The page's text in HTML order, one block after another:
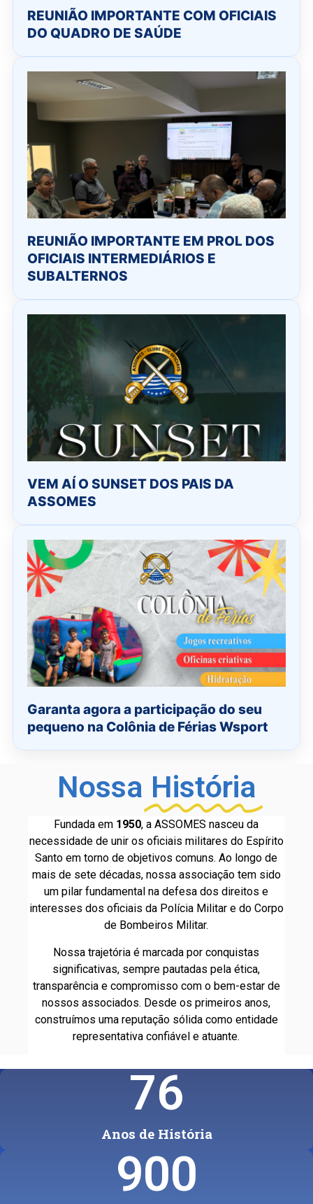
REUNIÃO IMPORTANTE COM OFICIAIS
DO QUADRO DE SAÚDE
REUNIÃO IMPORTANTE EM PROL DOS
OFICIAIS INTERMEDIÁRIOS E
SUBALTERNOS
VEM AÍ O SUNSET DOS PAIS DA
ASSOMES
Garanta agora a participação do seu
pequeno na Colônia de Férias Wsport
Nossa História
Fundada em 1950, a ASSOMES nasceu da
necessidade de unir os oficiais militares do Espírito
Santo em torno de objetivos comuns. Ao longo de
mais de sete décadas, nossa associação tem sido
um pilar fundamental na defesa dos direitos e
interesses dos oficiais da Polícia Militar e do Corpo
de Bombeiros Militar.
Nossa trajetória é marcada por conquistas
significativas, sempre pautadas pela ética,
transparência e compromisso com o bem-estar de
nossos associados. Desde os primeiros anos,
construímos uma reputação sólida como entidade
representativa confiável e atuante.
Anos de História
76
900